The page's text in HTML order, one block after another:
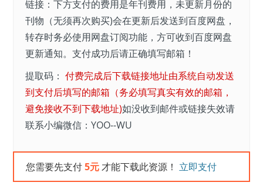
链接：下方支付的费用是年刊费用，未更新月份的
刊物（无须再次购买)会在更新后发送到百度网盘，
转存时务必使用网盘订阅功能，方可收到百度网盘
更新通知。支付成功后请正确填写邮箱！
提取码： 付费完成后下载链接地址由系统自动发送
到支付后填写的邮箱（务必填写真实有效的邮箱，
避免接收不到下载地址)如没收到邮件或链接失效请
联系小编微信：YOO--WU
您需要先支付5元才能下载此资源！ 立即支付